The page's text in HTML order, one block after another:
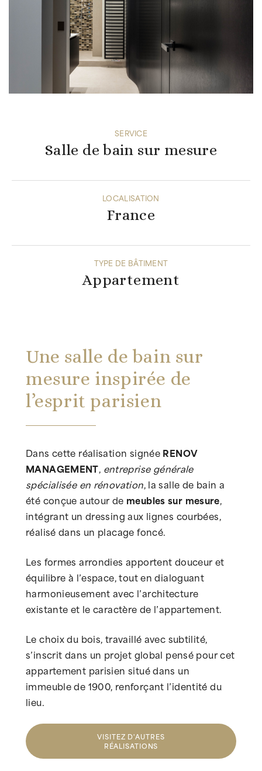
SERVICE
Salle de bain sur mesure
LOCALISATION
France
TYPE DE BÂTIMENT
Appartement
Une salle de bain sur
mesure inspirée de
l’esprit parisien
Dans cette réalisation signée RENOV
MANAGEMENT, entreprise générale
spécialisée en rénovation, la salle de bain a
été conçue autour de meubles sur mesure,
intégrant un dressing aux lignes courbées,
réalisé dans un placage foncé.
Les formes arrondies apportent douceur et
équilibre à l’espace, tout en dialoguant
harmonieusement avec l’architecture
existante et le caractère de l’appartement.
Le choix du bois, travaillé avec subtilité,
s’inscrit dans un projet global pensé pour cet
appartement parisien situé dans un
immeuble de 1900, renforçant l’identité du
lieu.
VISITEZ D'AUTRES
RÉALISATIONS